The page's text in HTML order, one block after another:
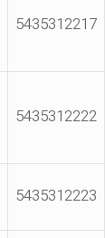
5435312217
5435312222
5435312223